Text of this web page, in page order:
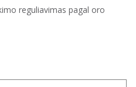
reguliavimas pagal oro